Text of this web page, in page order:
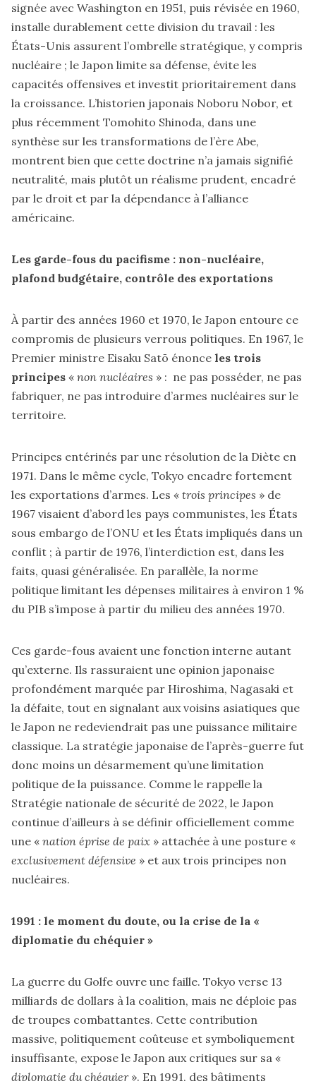
signée avec Washington en 1951, puis révisée en 1960,
installe durablement cette division du travail : les
États-Unis assurent l’ombrelle stratégique, y compris
nucléaire ; le Japon limite sa défense, évite les
capacités offensives et investit prioritairement dans
la croissance. L’historien japonais Noboru Nobor, et
plus récemment Tomohito Shinoda, dans une
synthèse sur les transformations de l’ère Abe,
montrent bien que cette doctrine n’a jamais signifié
neutralité, mais plutôt un réalisme prudent, encadré
par le droit et par la dépendance à l’alliance
américaine.
Les garde-fous du pacifisme : non-nucléaire,
plafond budgétaire, contrôle des exportations
À partir des années 1960 et 1970, le Japon entoure ce
compromis de plusieurs verrous politiques. En 1967, le
Premier ministre Eisaku Satō énonce les trois
principes « non nucléaires » : ne pas posséder, ne pas
fabriquer, ne pas introduire d’armes nucléaires sur le
territoire.
Principes entérinés par une résolution de la Diète en
1971. Dans le même cycle, Tokyo encadre fortement
les exportations d’armes. Les « trois principes » de
1967 visaient d’abord les pays communistes, les États
sous embargo de l’ONU et les États impliqués dans un
conflit ; à partir de 1976, l’interdiction est, dans les
faits, quasi généralisée. En parallèle, la norme
politique limitant les dépenses militaires à environ 1 %
du PIB s’impose à partir du milieu des années 1970.
Ces garde-fous avaient une fonction interne autant
qu’externe. Ils rassuraient une opinion japonaise
profondément marquée par Hiroshima, Nagasaki et
la défaite, tout en signalant aux voisins asiatiques que
le Japon ne redeviendrait pas une puissance militaire
classique. La stratégie japonaise de l’après-guerre fut
donc moins un désarmement qu’une limitation
politique de la puissance. Comme le rappelle la
Stratégie nationale de sécurité de 2022, le Japon
continue d’ailleurs à se définir officiellement comme
une « nation éprise de paix » attachée à une posture «
exclusivement défensive » et aux trois principes non
nucléaires.
1991 : le moment du doute, ou la crise de la «
diplomatie du chéquier »
La guerre du Golfe ouvre une faille. Tokyo verse 13
milliards de dollars à la coalition, mais ne déploie pas
de troupes combattantes. Cette contribution
massive, politiquement coûteuse et symboliquement
insuffisante, expose le Japon aux critiques sur sa «
diplomatie du chéquier». En 1991, des bâtiments